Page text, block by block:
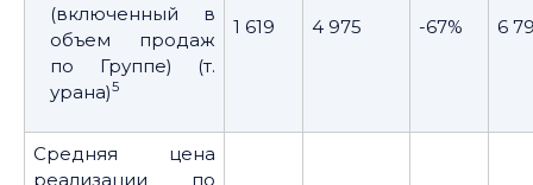
(включенный в
объем продаж
по Группе) (т.
урана)5
1 619 4 975 -67% 6
Средняя цена
реализации по